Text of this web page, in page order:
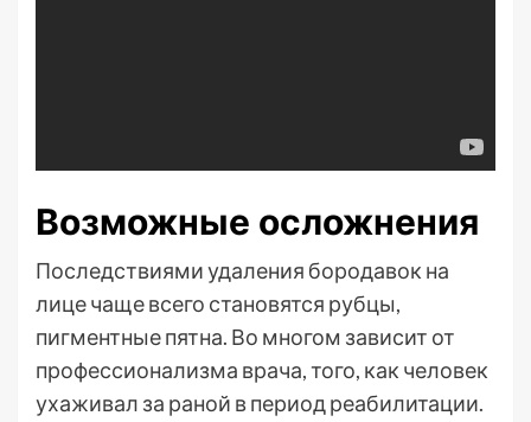
Возможные осложнения
Последствиями удаления бородавок на
лице чаще всего становятся рубцы,
пигментные пятна. Во многом зависит от
профессионализма врача, того, как человек
ухаживал за раной в период реабилитации.